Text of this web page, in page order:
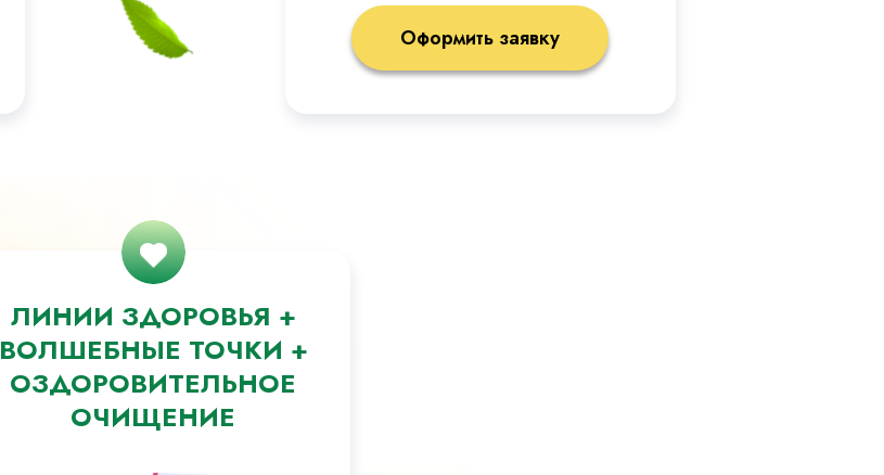
Оформить заявку
ЛИНИИ ЗДОРОВЬЯ +
ВОЛШЕБНЫЕ ТОЧКИ +
ОЗДОРОВИТЕЛЬНОЕ
ОЧИЩЕНИЕ